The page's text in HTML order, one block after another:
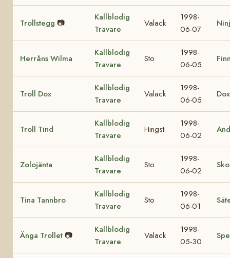
Trollstegg 📷
Kallblodig
Travare
Valack
1998-
06-07
Herråns Wilma
Kallblodig
Travare
Sto
1998-
06-05
Troll Dox
Kallblodig
Travare
Valack
1998-
06-05
Troll Tind
Kallblodig
Travare
Hingst
1998-
06-02
Zolojänta
Kallblodig
Travare
Sto
1998-
06-02
Tina Tannbro
Kallblodig
Travare
Sto
1998-
06-01
Änga Trollet 📷
Kallblodig
Travare
Valack
1998-
05-30